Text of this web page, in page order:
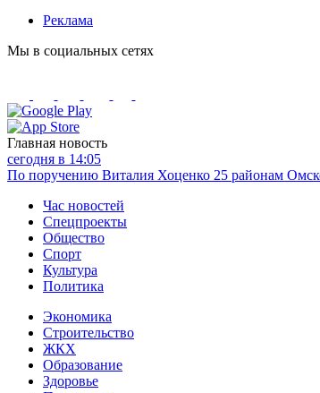
Реклама
Мы в социальных сетях
Главная новость
сегодня в 14:05
По поручению Виталия Хоценко 25 районам
Час новостей
Спецпроекты
Общество
Спорт
Культура
Политика
Экономика
Строительство
ЖКХ
Образование
Здоровье